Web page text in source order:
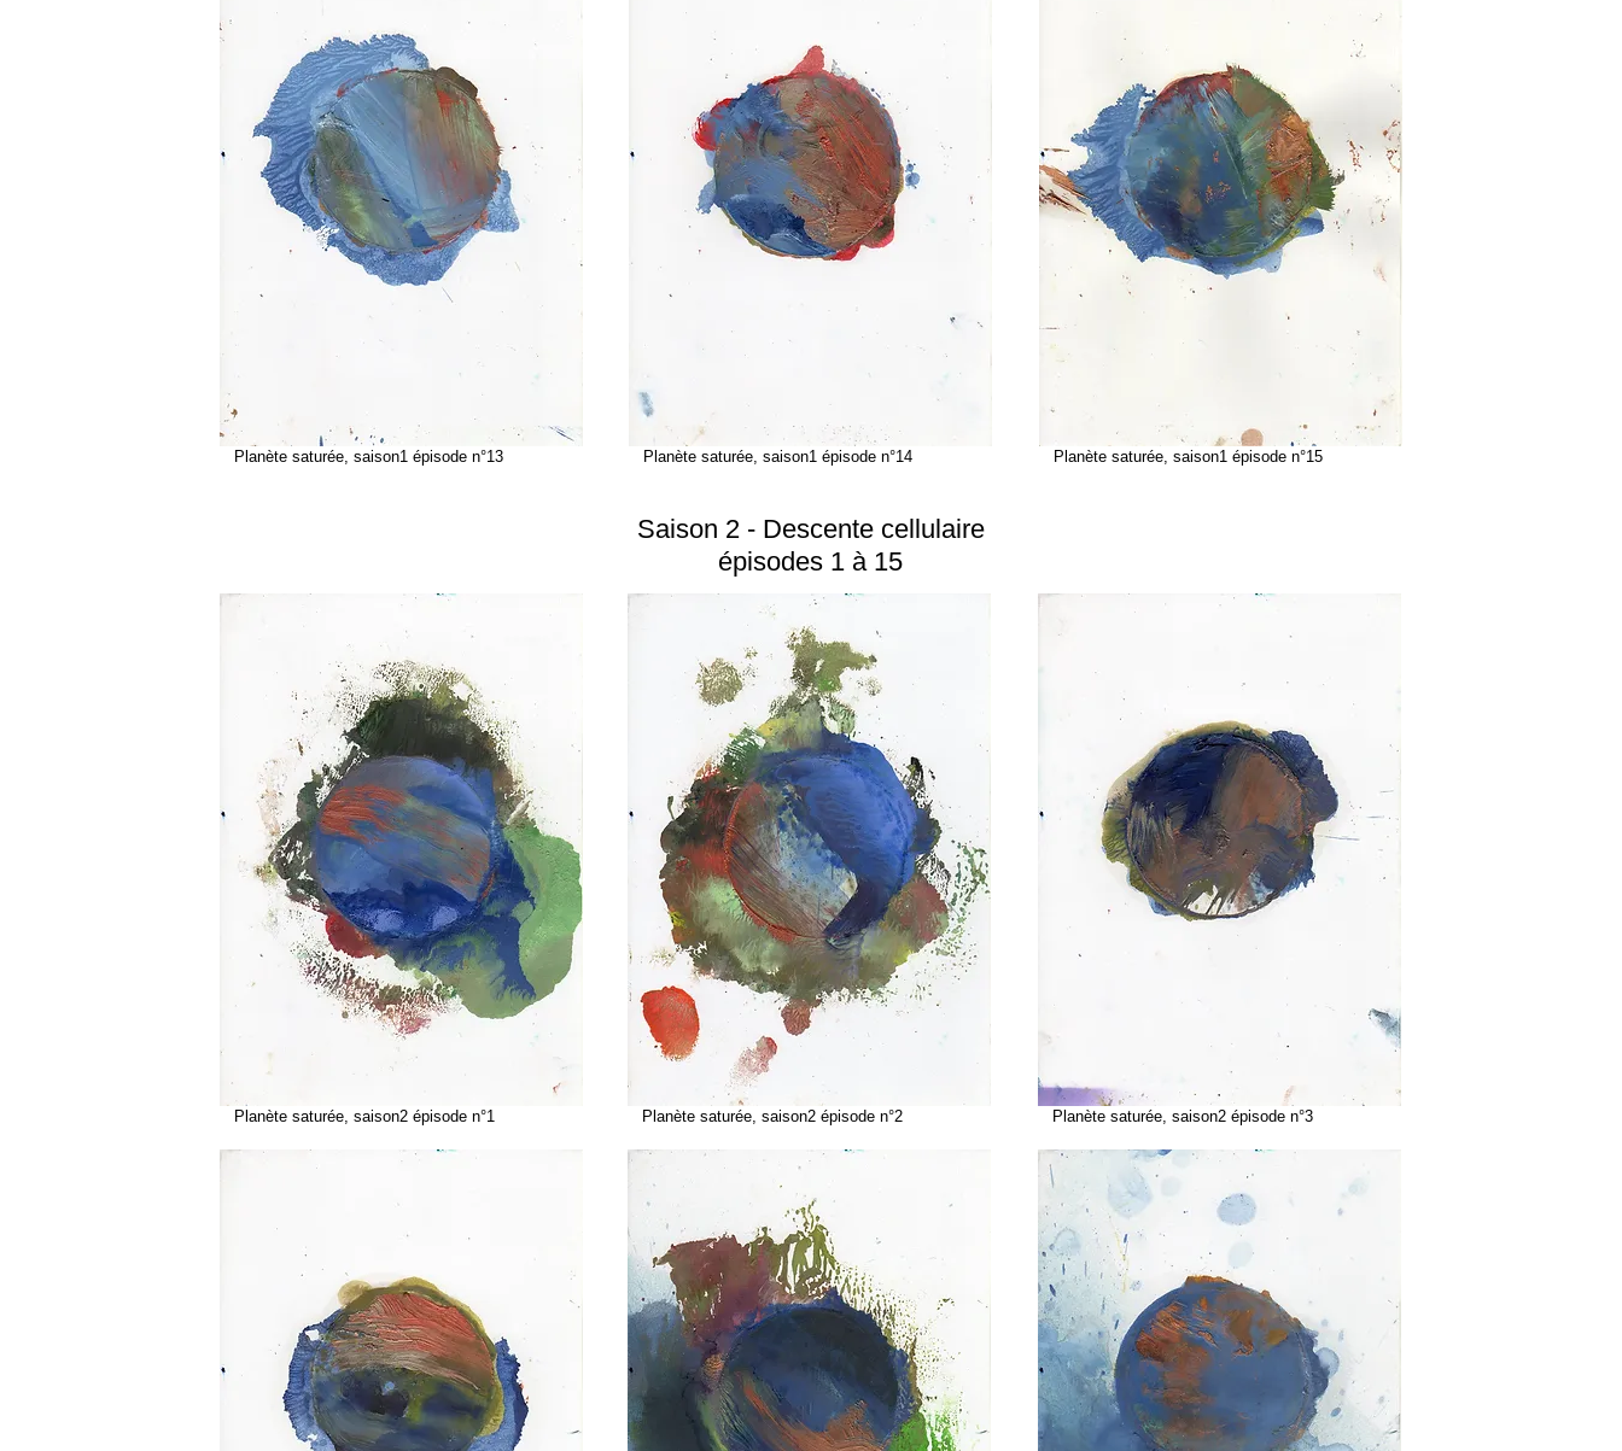
Planète saturée, saison1 épisode n°13 Planète saturée, saison1 épisode n°14 Planète saturée, saison1 épisode n°15
Saison 2 - Descente cellulaire
épisodes 1 à 15
Planète saturée, saison2 épisode n°1 Planète saturée, saison2 épisode n°2 Planète saturée, saison2 épisode n°3